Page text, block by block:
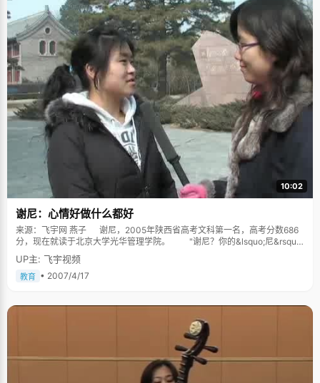
10:02
谢尼：心情好做什么都好
来源：飞宇网 燕子 谢尼，2005年陕西省高考文科第一名，高考分数686
分，现在就读于北京大学光华管理学院。 "谢尼？你的&lsquo;尼&rsquo;
是哪个&lsquo;尼呀？&rsquo;是女字旁的&lsquo;妮&rsquo;吗？" "不
是，是没有女字旁的&lsquo;尼&rsquo;！" "哦，原来是尼姑的&lsquo;尼
&rsquo;哦！"对方笑着说。 谢尼微笑着回应："你可以认为是尼克松的
谢尼的爸爸妈妈都是很普通的工人，他们从来不给谢尼制定什么学习计
划学习目标，充分的相信谢尼，他们在精神上支持，养成了谢尼自觉独立的
学习能力。每次考不好了，爸爸妈妈就会很坚定的鼓励谢尼："谢尼，没问
题，你一定行，你是最好的，你一定能把这件事情做好。"每当这个时候，谢
尼都感觉自己是最幸福的女儿，虽然爸爸妈妈的鼓励有时候似乎很没理由，
但却为谢尼重新树立起信心，提供了最深厚的动力。 学习好与不好是一
UP主: 飞宇视频
教育 • 2007/4/17